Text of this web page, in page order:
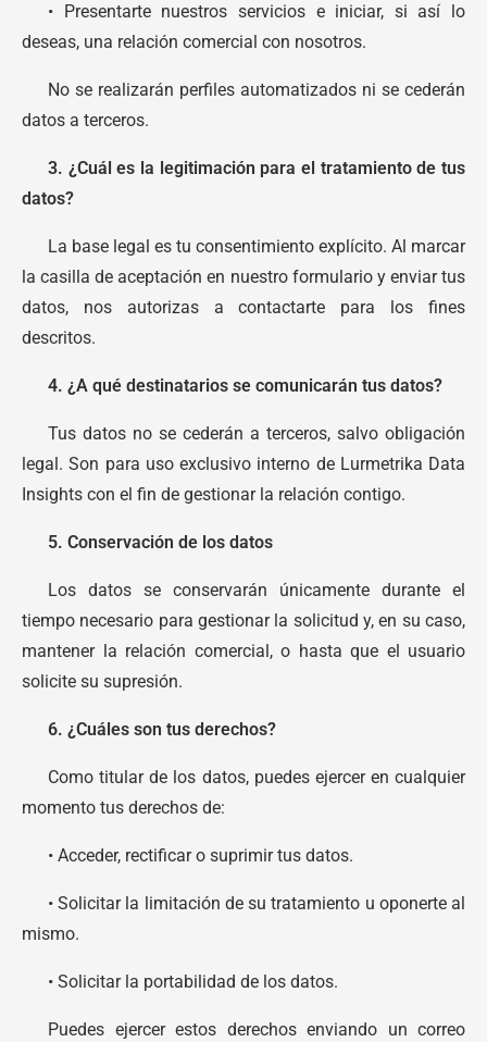
• Presentarte nuestros servicios e iniciar, si así lo
deseas, una relación comercial con nosotros.
No se realizarán perfiles automatizados ni se cederán
datos a terceros.
3. ¿Cuál es la legitimación para el tratamiento de tus
datos?
La base legal es tu consentimiento explícito. Al marcar
la casilla de aceptación en nuestro formulario y enviar tus
datos, nos autorizas a contactarte para los fines
descritos.
4. ¿A qué destinatarios se comunicarán tus datos?
Tus datos no se cederán a terceros, salvo obligación
legal. Son para uso exclusivo interno de Lurmetrika Data
Insights con el fin de gestionar la relación contigo.
5. Conservación de los datos
Los datos se conservarán únicamente durante el
tiempo necesario para gestionar la solicitud y, en su caso,
mantener la relación comercial, o hasta que el usuario
solicite su supresión.
6. ¿Cuáles son tus derechos?
Como titular de los datos, puedes ejercer en cualquier
momento tus derechos de:
• Acceder, rectificar o suprimir tus datos.
• Solicitar la limitación de su tratamiento u oponerte al
mismo.
• Solicitar la portabilidad de los datos.
Puedes ejercer estos derechos enviando un correo